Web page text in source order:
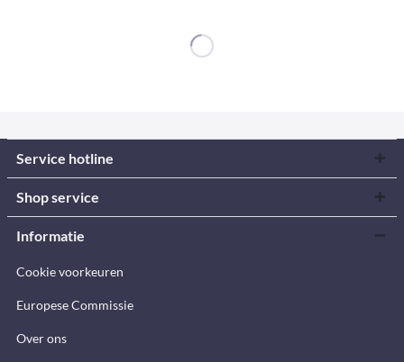
Service hotline
Shop service
Informatie
Cookie voorkeuren
Europese Commissie
Over ons